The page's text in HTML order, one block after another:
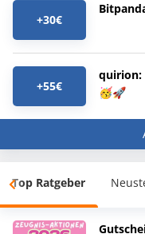
+30€
+55€
quirion:
🥳🚀
Top Ratgeber